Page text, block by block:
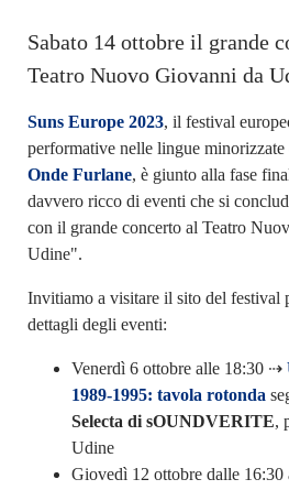
Sabato 14 ottobre il grande
Teatro Nuovo Giovanni da
Suns Europe 2023, il festival
performative nelle lingue minorizzate
Onde Furlane, è giunto alla fase
davvero ricco di eventi che si
con il grande concerto al Teatro
Udine".
Invitiamo a visitare il sito del festival
dettagli degli eventi:
Venerdì 6 ottobre alle 18:30 ⇢
1989-1995: tavola rotonda
Selecta di sOUNDVERITE,
Udine
Giovedì 12 ottobre dalle